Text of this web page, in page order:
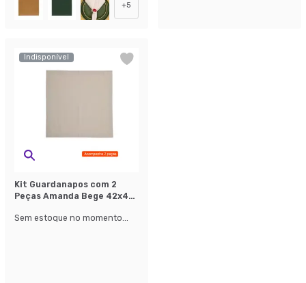
+5
Indisponível
Kit Guardanapos com 2
Peças Amanda Bege 42x40
Sem estoque no momento...